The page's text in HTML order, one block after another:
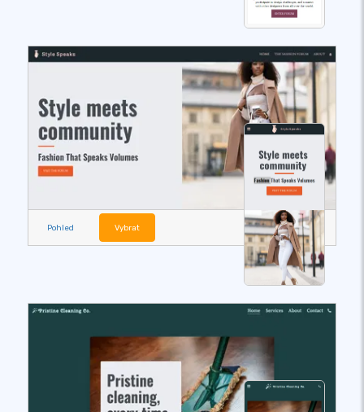
Pohled Vybrat